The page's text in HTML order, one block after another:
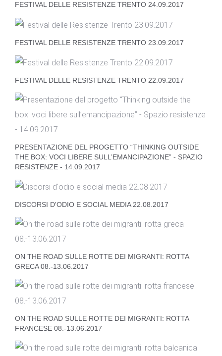
FESTIVAL DELLE RESISTENZE TRENTO 24.09.2017
FESTIVAL DELLE RESISTENZE TRENTO 23.09.2017
FESTIVAL DELLE RESISTENZE TRENTO 22.09.2017
PRESENTAZIONE DEL PROGETTO “THINKING OUTSIDE
THE BOX: VOCI LIBERE SULL’EMANCIPAZIONE” - SPAZIO
RESISTENZE - 14.09.2017
DISCORSI D'ODIO E SOCIAL MEDIA 22.08.2017
ON THE ROAD SULLE ROTTE DEI MIGRANTI: ROTTA
GRECA 08.-13.06.2017
ON THE ROAD SULLE ROTTE DEI MIGRANTI: ROTTA
FRANCESE 08.-13.06.2017